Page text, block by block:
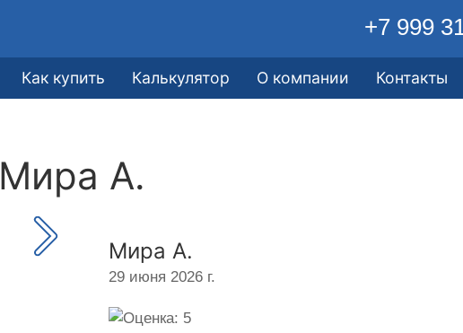
+7 999
Как купить Калькулятор О компании Контакты
Мира А.
Мира А.
29 июня 2026 г.